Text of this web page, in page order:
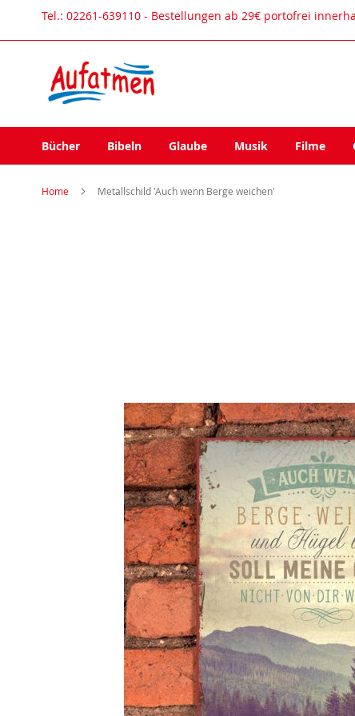
Direkt
Tel.: 02261-639110 - Bestellungen ab 29€ portofrei
Bücher Bibeln Glaube Musik Filme
Home Metallschild 'Auch wenn Berge weichen'